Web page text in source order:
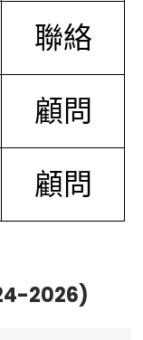
聯絡
顧問
顧問
2026)